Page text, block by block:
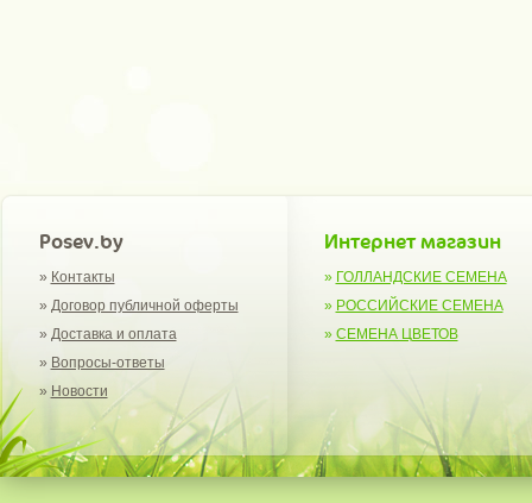
Posev.by
» Контакты
» Договор публичной оферты
» Доставка и оплата
» Вопросы-ответы
» Новости
Интернет магазин
» ГОЛЛАНДСКИЕ СЕМЕНА
» РОССИЙСКИЕ СЕМЕНА
» СЕМЕНА ЦВЕТОВ